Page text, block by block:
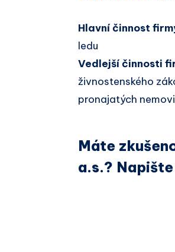
Hlavní činnost
ledu
Vedlejší činnosti
živnostenského
pronajatých
Máte
a.s.?